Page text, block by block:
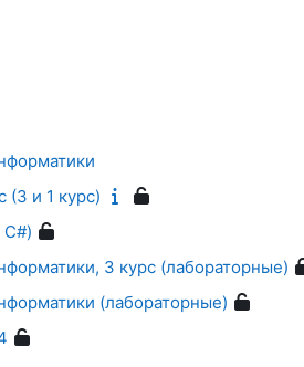
(3 и 1 курс)
3 курс (лабораторные)
(лабораторные)